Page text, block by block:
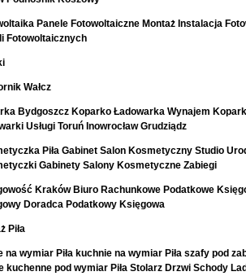
Panele Fotowoltaiczne Montaż Instalacja
Fotowoltaicznych
Wałcz
Bydgoszcz Koparko Ładowarka Wynajem
Usługi Toruń Inowrocław Grudziądz
Piła Gabinet Salon Kosmetyczny Studio
Gabinety Salony Kosmetyczne Zabiegi
Kraków Biuro Rachunkowe Podatkowe
Doradca Podatkowy Księgowa
Piła
na wymiar Piła kuchnie na wymiar Piła szafy pod
kuchenne pod wymiar Piła Stolarz Drzwi Schody